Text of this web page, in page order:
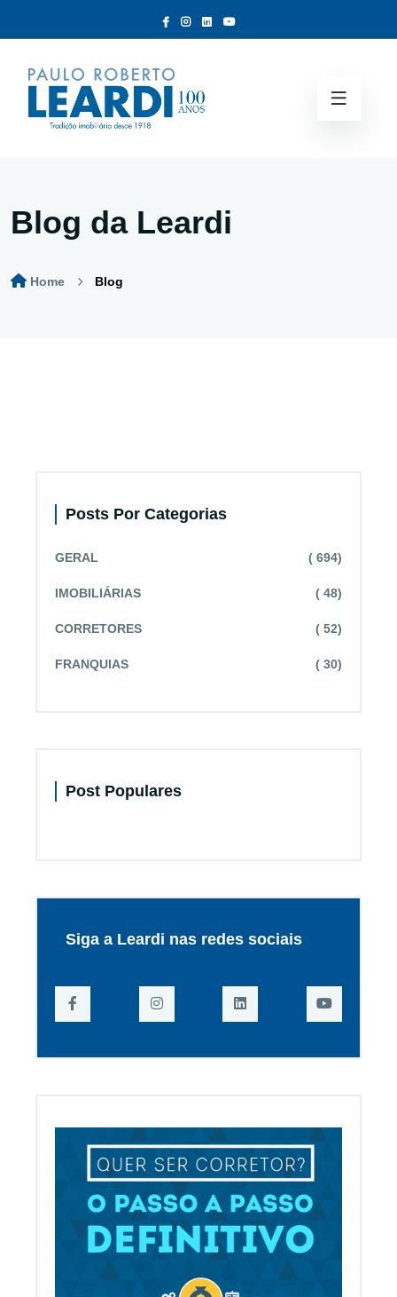
Blog da Leardi
Home Blog
Posts Por Categorias
GERAL ( 694)
IMOBILIÁRIAS ( 48)
CORRETORES ( 52)
FRANQUIAS ( 30)
Post Populares
Siga a Leardi nas redes sociais